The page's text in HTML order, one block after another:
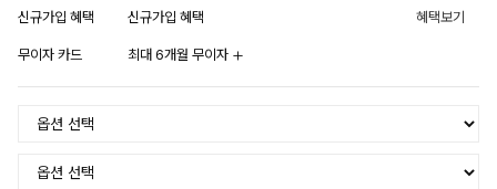
신규가입 혜택 신규가입 혜택 혜택보기
무이자 카드 최대 6개월 무이자